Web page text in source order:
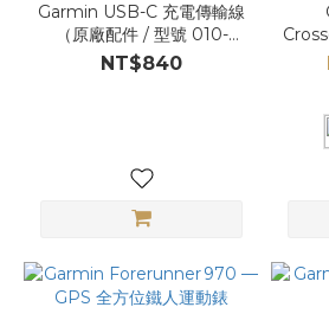
Garmin USB-C 充電傳輸線
（原廠配件 / 型號 010-
12496-15）｜原廠充電線
NT$840